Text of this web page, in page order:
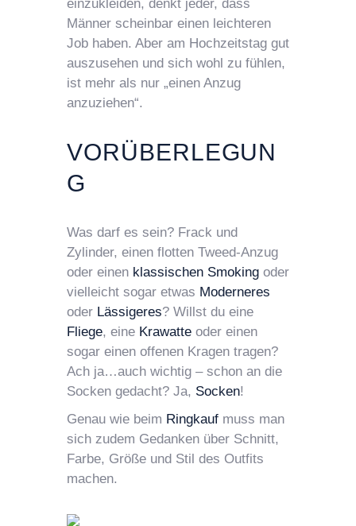
einzukleiden, denkt jeder, dass
Männer scheinbar einen leichteren
Job haben. Aber am Hochzeitstag gut
auszusehen und sich wohl zu fühlen,
ist mehr als nur „einen Anzug
anzuziehen“.
VORÜBERLEGUN
G
Was darf es sein? Frack und
Zylinder, einen flotten Tweed-Anzug
oder einen klassischen Smoking oder
vielleicht sogar etwas Moderneres
oder Lässigeres? Willst du eine
Fliege, eine Krawatte oder einen
sogar einen offenen Kragen tragen?
Ach ja…auch wichtig – schon an die
Socken gedacht? Ja, Socken!
Genau wie beim Ringkauf muss man
sich zudem Gedanken über Schnitt,
Farbe, Größe und Stil des Outfits
machen.